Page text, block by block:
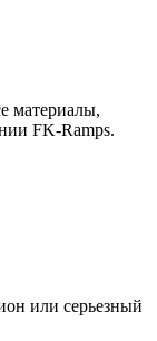
FK-Ramps.
или серьезный